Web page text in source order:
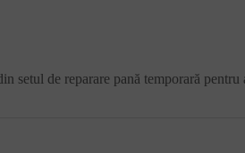
setul de reparare pană temporară